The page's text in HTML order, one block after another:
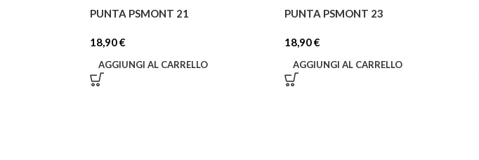
PUNTA PSMONT 21
18,90€
AGGIUNGI AL CARRELLO
PUNTA PSMONT 23
18,90€
AGGIUNGI AL CARRELLO